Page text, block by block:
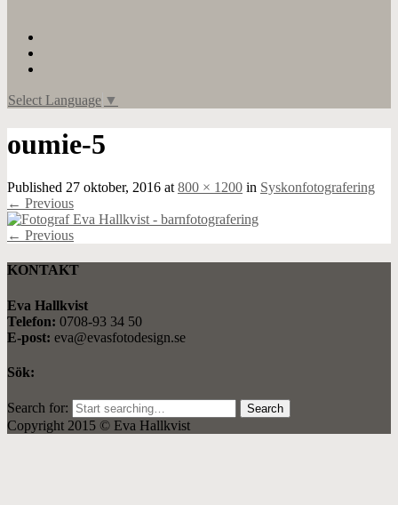
Select Language ▼
oumie-5
Published 27 oktober, 2016 at 800 × 1200 in Syskonfotografering
← Previous
← Previous
KONTAKT
Eva Hallkvist
Telefon: 0708-93 34 50
E-post: eva@evasfotodesign.se
Sök:
Search for:
Copyright 2015 © Eva Hallkvist